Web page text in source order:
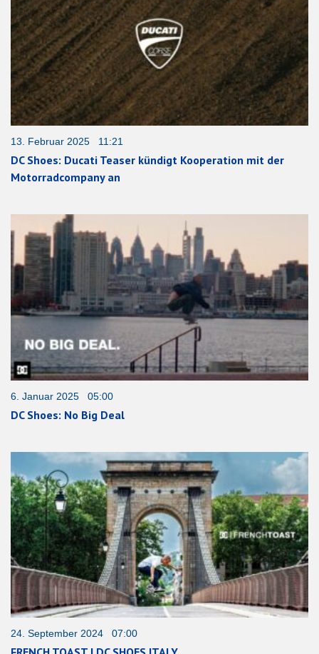
13. Februar 2025 11:21
DC Shoes: Ducati Teaser kündigt Kooperation mit der
Motorradcompany an
6. Januar 2025 05:00
DC Shoes: No Big Deal
24. September 2024 07:00